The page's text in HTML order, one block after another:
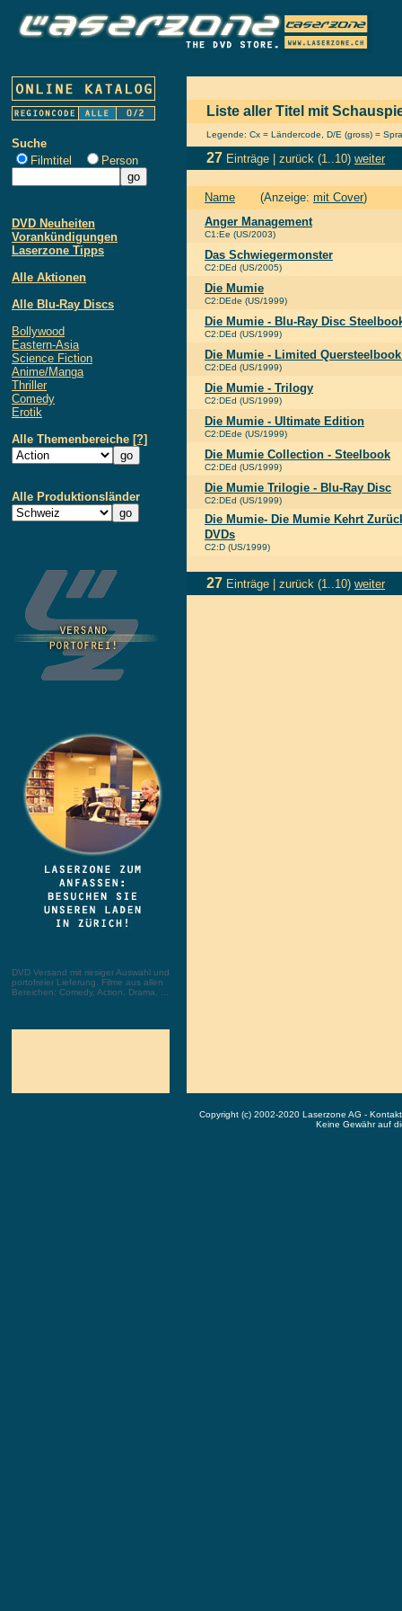
Suche
Filmtitel
Person
DVD Neuheiten
Vorankündigungen
Laserzone Tipps
Alle Aktionen
Alle Blu-Ray Discs
Bollywood
Eastern-Asia
Science Fiction
Anime/Manga
Thriller
Comedy
Erotik
Alle Themenbereiche [?]
Alle Produktionsländer
DVD Versand mit riesiger Auswahl und
portofreier Lieferung. Filme aus allen
Bereichen: Comedy, Action, Drama, ...
Liste aller Titel mit
Legende: Cx = Ländercode, D/E (gross) =
27 Einträge | zurück (1..10) weiter
Name (Anzeige: mit Cover)
Anger Management
C1:Ee (US/2003)
Das Schwiegermonster
C2:DEd (US/2005)
Die Mumie
C2:DEde (US/1999)
Die Mumie - Blu-Ray Disc
C2:DEd (US/1999)
Die Mumie - Limited
C2:DEd (US/1999)
Die Mumie - Trilogy
C2:DEd (US/1999)
Die Mumie - Ultimate Edition
C2:DEde (US/1999)
Die Mumie Collection - Steelbook
C2:DEd (US/1999)
Die Mumie Trilogie - Blu-Ray Disc
C2:DEd (US/1999)
Die Mumie- Die Mumie Kehrt
DVDs
C2:D (US/1999)
27 Einträge | zurück (1..10) weiter
Copyright (c) 2002-2020 Laserzone AG -
Keine Gewähr auf